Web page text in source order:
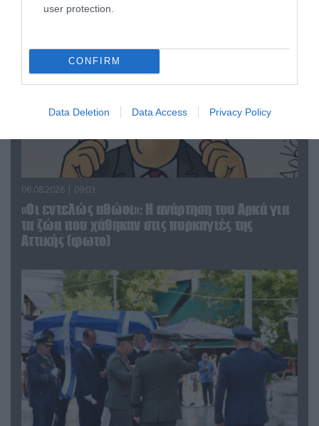
user protection.
CONFIRM
Data Deletion Data Access Privacy Policy
06.08.2026 | 09:03
«Οι εντελώς αθώοι»: Η ανάρτηση του Αρκά για
τα ζώα που χάθηκαν στις πυρκαγιές της
Αττικής (φωτο)